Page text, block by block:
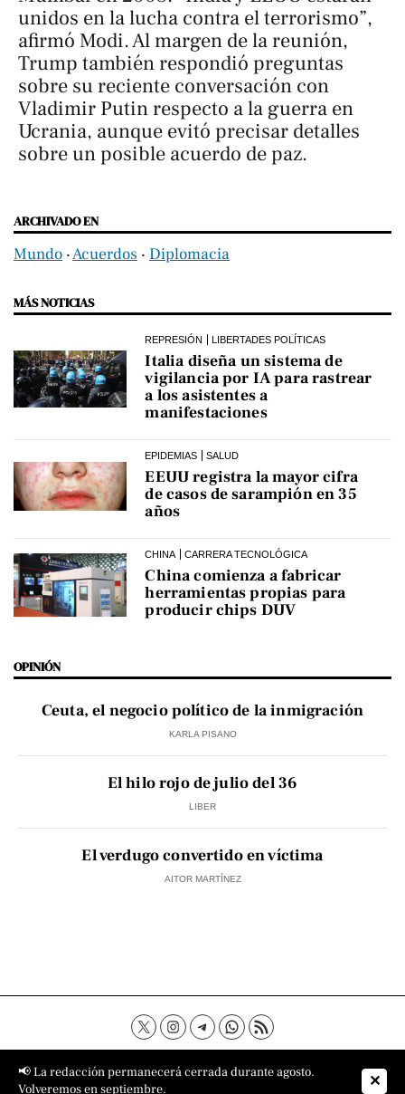
unidos en la lucha contra el terrorismo”,
afirmó Modi. Al margen de la reunión,
Trump también respondió preguntas
sobre su reciente conversación con
Vladimir Putin respecto a la guerra en
Ucrania, aunque evitó precisar detalles
sobre un posible acuerdo de paz.
ARCHIVADO EN
Mundo ‧Acuerdos ‧ Diplomacia
MÁS NOTICIAS
REPRESIÓN LIBERTADES POLÍTICAS
Italia diseña un sistema de
vigilancia por IA para rastrear
a los asistentes a
manifestaciones
EPIDEMIAS SALUD
EEUU registra la mayor cifra
de casos de sarampión en 35
años
CHINA CARRERA TECNOLÓGICA
China comienza a fabricar
herramientas propias para
producir chips DUV
OPINIÓN
Ceuta, el negocio político de la inmigración
KARLA PISANO
El hilo rojo de julio del 36
LIBER
El verdugo convertido en víctima
AITOR MARTÍNEZ
Contacto Aviso Legal
Política de privacidad
Política de cookies
Sobre nosotros
📢 La redacción permanecerá cerrada durante agosto.
Volveremos en septiembre.
✕